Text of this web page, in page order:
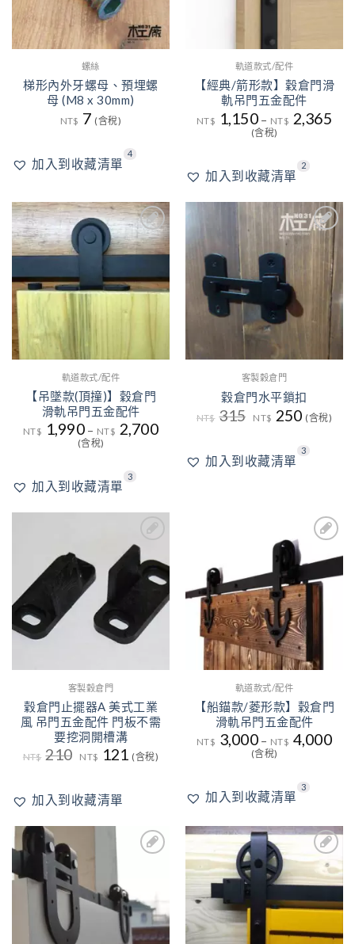
螺絲
梯形內外牙螺母、預埋螺
母 (M8 x 30mm)
NT$ 7 (含稅)
加入到收藏清單
4
軌道款式/配件
【經典/箭形款】穀倉門滑
軌吊門五金配件
NT$ 1,150– NT$ 2,365
(含稅)
加入到收藏清單
2
加入
到收
藏清
軌道款式/配件
【吊墜款(頂撞)】穀倉門
滑軌吊門五金配件
NT$ 1,990– NT$ 2,700
(含稅)
加入到收藏清單
3
加入
到收
單
3
客製穀倉門
穀倉門水平鎖扣
NT$ 315 原
始
NT$315。
NT$ 250目
前
格：
(含稅)
加入到收藏清單
3
藏清
單
客製穀倉門
穀倉門止擺器A 美式工業
風 吊門五金配件 門板不需
要挖洞開槽溝
NT$ 210 原
始
NT$210。
NT$ 121 目
前
NT$121。
(含稅)
加入到收藏清單
加入
藏清
3
軌道款式/配件
【船錨款/菱形款】穀倉門
滑軌吊門五金配件
NT$ 3,000– NT$ 4,000
(含稅)
加入到收藏清單
3
加入
2
加入
到收
藏清
單
4